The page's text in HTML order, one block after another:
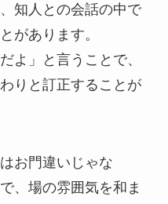
知人との会話の中で
があります。
よ」と言うことで、
りと訂正することが
お門違いじゃな
、場の雰囲気を和ま